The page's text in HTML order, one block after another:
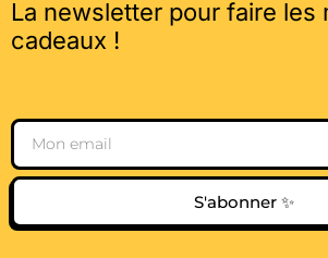
La newsletter pour faire les
cadeaux !
Email
S'abonner ✨